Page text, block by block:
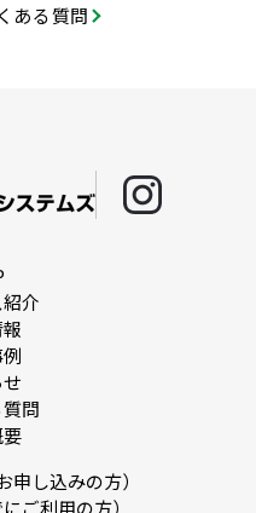
ある質問
介
問
申し込みの方）
ご利用の方）